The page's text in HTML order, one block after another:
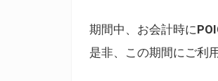
期間中、お会計時に
是非、この期間にご利